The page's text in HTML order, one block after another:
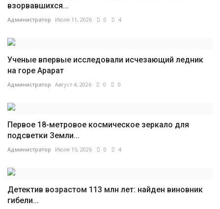
взорвавшихся...
Администратор Июля 11, 2026 0 4
Ученые впервые исследовали исчезающий ледник
на горе Арарат
Администратор Август 4, 2026 0 0
Первое 18-метровое космическое зеркало для
подсветки Земли...
Администратор Июля 15, 2026 0 4
Детектив возрастом 113 млн лет: найден виновник
гибели...